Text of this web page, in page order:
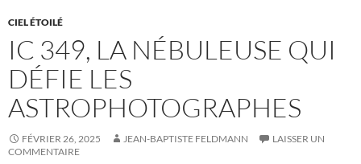
CIEL ÉTOILÉ
IC 349, LA NÉBULEUSE QUI
DÉFIE LES
ASTROPHOTOGRAPHES
FÉVRIER 26, 2025 JEAN-BAPTISTE FELDMANN
LAISSER UN
COMMENTAIRE